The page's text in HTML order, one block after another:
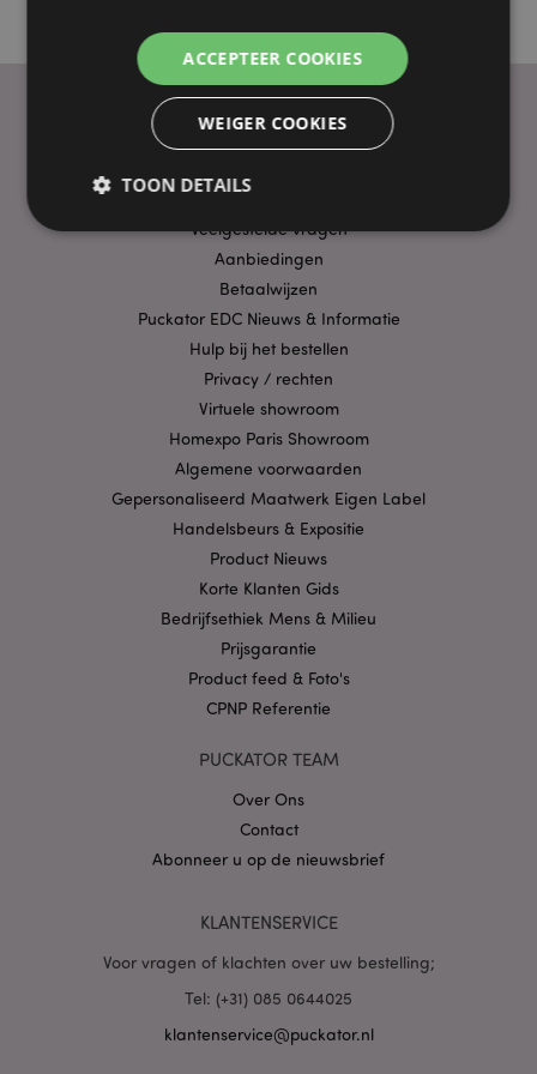
Bezorging/Verzending
Veelgestelde vragen
Aanbiedingen
Betaalwijzen
Puckator EDC Nieuws & Informatie
Hulp bij het bestellen
Privacy / rechten
Virtuele showroom
Homexpo Paris Showroom
Algemene voorwaarden
Gepersonaliseerd Maatwerk Eigen Label
Handelsbeurs & Expositie
Product Nieuws
Korte Klanten Gids
Bedrijfsethiek Mens & Milieu
Prijsgarantie
Product feed & Foto's
CPNP Referentie
PUCKATOR TEAM
Over Ons
Contact
Abonneer u op de nieuwsbrief
KLANTENSERVICE
Voor vragen of klachten over uw bestelling;
Tel: (+31) 085 0644025
klantenservice@puckator.nl
ACCEPTEER COOKIES
WEIGER COOKIES
TOON DETAILS
Strikt noodzakelijke Prestatie
Functionaliteits
Strikt noodzakelijke cookies maken
kernfunctionaliteit van de website mogelijk, zoals
strikt noodzakelijke cookies kan de website niet
goed gebruikt worden.
Domein
CookieScriptConsent
.www.puckator.nl